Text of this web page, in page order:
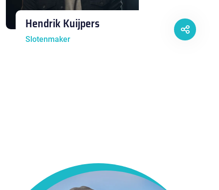
Hendrik Kuijpers
Slotenmaker